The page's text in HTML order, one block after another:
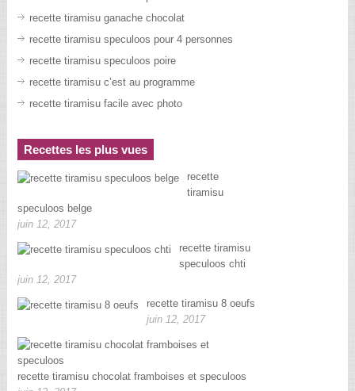
recette tiramisu ganache chocolat
recette tiramisu speculoos pour 4 personnes
recette tiramisu speculoos poire
recette tiramisu c’est au programme
recette tiramisu facile avec photo
Recettes les plus vues
recette
tiramisu
speculoos belge
juin 12, 2017
recette tiramisu
speculoos chti
juin 12, 2017
recette tiramisu 8 oeufs
juin 12, 2017
recette tiramisu chocolat framboises et speculoos